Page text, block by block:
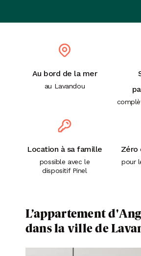
Au bord de la mer
au Lavandou
Location à sa famille
possible avec le
dispositif Pinel
Zéro
pour
L’appartement
dans la ville de